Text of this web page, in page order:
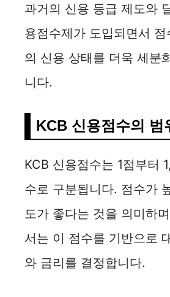
과거의 신용 등급 제도와
용점수제가 도입되면서 점
의 신용 상태를 더욱 세분
니다.
KCB 신용점수의 범
KCB 신용점수는 1점부터
수로 구분됩니다. 점수가
도가 좋다는 것을 의미하
서는 이 점수를 기반으로
와 금리를 결정합니다.